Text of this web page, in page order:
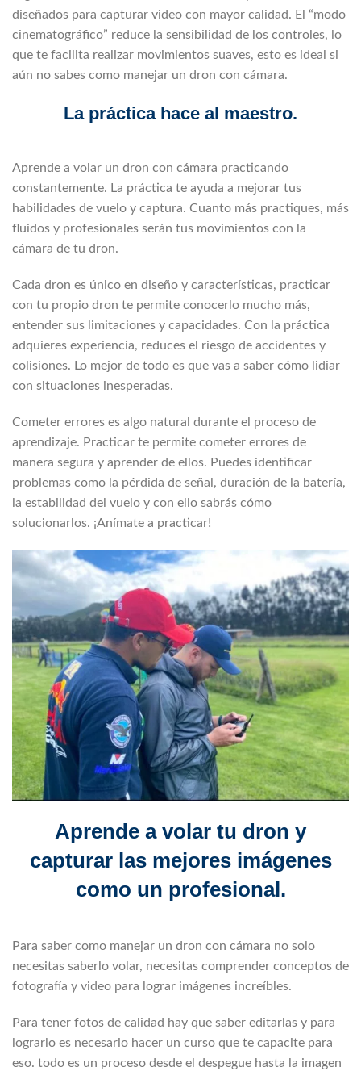
diseñados para capturar video con mayor calidad. El “modo
cinematográfico” reduce la sensibilidad de los controles, lo
que te facilita realizar movimientos suaves, esto es ideal si
aún no sabes como manejar un dron con cámara.
La práctica hace al maestro.
Aprende a volar un dron con cámara practicando
constantemente. La práctica te ayuda a mejorar tus
habilidades de vuelo y captura. Cuanto más practiques, más
fluidos y profesionales serán tus movimientos con la
cámara de tu dron.
Cada dron es único en diseño y características, practicar
con tu propio dron te permite conocerlo mucho más,
entender sus limitaciones y capacidades. Con la práctica
adquieres experiencia, reduces el riesgo de accidentes y
colisiones. Lo mejor de todo es que vas a saber cómo lidiar
con situaciones inesperadas.
Cometer errores es algo natural durante el proceso de
aprendizaje. Practicar te permite cometer errores de
manera segura y aprender de ellos. Puedes identificar
problemas como la pérdida de señal, duración de la batería,
la estabilidad del vuelo y con ello sabrás cómo
solucionarlos. ¡Anímate a practicar!
Aprende a volar tu dron y
capturar las mejores imágenes
como un profesional.
Para saber como manejar un dron con cámara no solo
necesitas saberlo volar, necesitas comprender conceptos de
fotografía y video para lograr imágenes increíbles.
Para tener fotos de calidad hay que saber editarlas y para
lograrlo es necesario hacer un curso que te capacite para
eso. todo es un proceso desde el despegue hasta la imagen